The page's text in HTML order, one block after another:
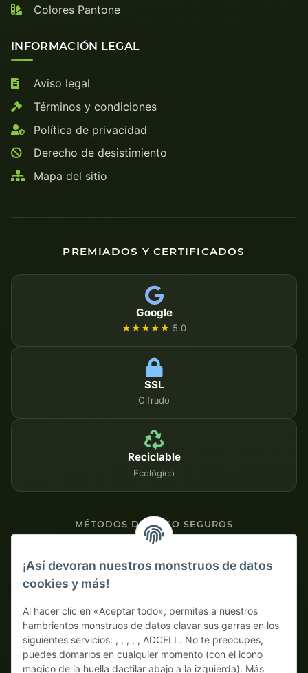
Colores Pantone
INFORMACIÓN LEGAL
Aviso legal
Términos y condiciones
Política de privacidad
Derecho de desistimiento
Mapa del sitio
PREMIADOS Y CERTIFICADOS
Google
★★★★★ 5.0
SSL
Cifrado
Reciclable
Ecológico
MÉTODOS DE PAGO SEGUROS
Pago por adelantado con descuento
¡Así devoran nuestros monstruos de datos
cookies y más!
Al hacer clic en «Aceptar todo», permites a nuestros
hambrientos monstruos de datos clavar sus garras en los
siguientes servicios: , , , , , ADCELL. No te preocupes,
puedes domarlos en cualquier momento (con el icono
mágico de la huella dactilar abajo a la izquierda). Más